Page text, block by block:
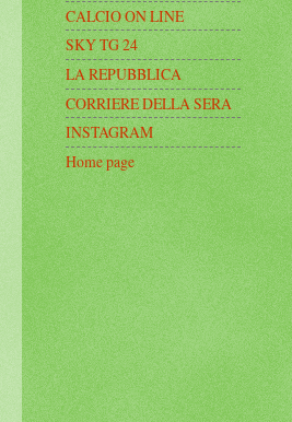
CALCIO ON LINE
SKY TG 24
LA REPUBBLICA
CORRIERE DELLA SERA
INSTAGRAM
Home page